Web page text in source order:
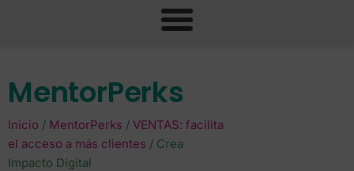
MentorPerks
Inicio / MentorPerks / VENTAS: facilita
el acceso a más clientes / Crea
Impacto Digital